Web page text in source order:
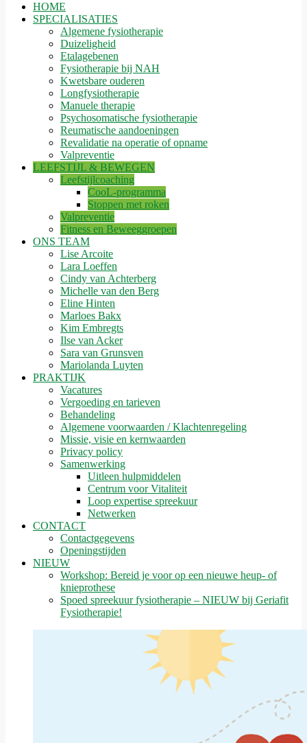
HOME
SPECIALISATIES
Algemene fysiotherapie
Duizeligheid
Etalagebenen
Fysiotherapie bij NAH
Kwetsbare ouderen
Longfysiotherapie
Manuele therapie
Psychosomatische fysiotherapie
Reumatische aandoeningen
Revalidatie na operatie of opname
Valpreventie
LEEFSTIJL & BEWEGEN
Leefstijlcoaching
CooL-programma
Stoppen met roken
Valpreventie
Fitness en Beweeggroepen
ONS TEAM
Lise Arcoite
Lara Loeffen
Cindy van Achterberg
Michelle van den Berg
Eline Hinten
Marloes Bakx
Kim Embregts
Ilse van Acker
Sara van Grunsven
Mariolanda Luyten
PRAKTIJK
Vacatures
Vergoeding en tarieven
Behandeling
Algemene voorwaarden / Klachtenregeling
Missie, visie en kernwaarden
Privacy policy
Samenwerking
Uitleen hulpmiddelen
Centrum voor Vitaliteit
Loop expertise spreekuur
Netwerken
CONTACT
Contactgegevens
Openingstijden
NIEUW
Workshop: Bereid je voor op een nieuwe heup- of
knieprothese
Spoed spreekuur fysiotherapie – NIEUW bij Geriafit
Fysiotherapie!